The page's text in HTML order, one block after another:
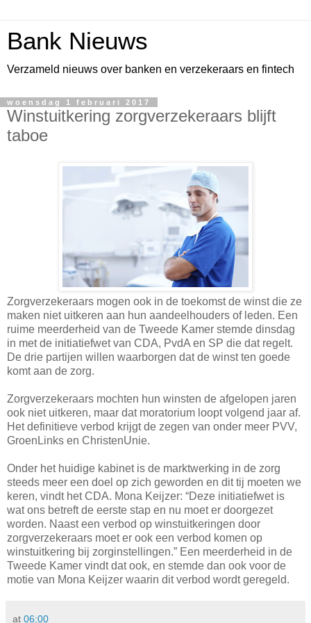
Bank Nieuws
Verzameld nieuws over banken en verzekeraars en fintech
woensdag 1 februari 2017
Winstuitkering zorgverzekeraars blijft
taboe
Zorgverzekeraars mogen ook in de toekomst de winst die ze
maken niet uitkeren aan hun aandeelhouders of leden. Een
ruime meerderheid van de Tweede Kamer stemde dinsdag
in met de initiatiefwet van CDA, PvdA en SP die dat regelt.
De drie partijen willen waarborgen dat de winst ten goede
komt aan de zorg.
Zorgverzekeraars mochten hun winsten de afgelopen jaren
ook niet uitkeren, maar dat moratorium loopt volgend jaar af.
Het definitieve verbod krijgt de zegen van onder meer PVV,
GroenLinks en ChristenUnie.
Onder het huidige kabinet is de marktwerking in de zorg
steeds meer een doel op zich geworden en dit tij moeten we
keren, vindt het CDA. Mona Keijzer: “Deze initiatiefwet is
wat ons betreft de eerste stap en nu moet er doorgezet
worden. Naast een verbod op winstuitkeringen door
zorgverzekeraars moet er ook een verbod komen op
winstuitkering bij zorginstellingen.” Een meerderheid in de
Tweede Kamer vindt dat ook, en stemde dan ook voor de
motie van Mona Keijzer waarin dit verbod wordt geregeld.
at 06:00